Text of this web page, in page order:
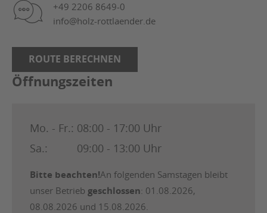
+49 2206 8649-0
info@holz-rottlaender.de
ROUTE BERECHNEN
Öffnungszeiten
Mo. - Fr.: 08:00 - 17:00 Uhr
Sa.:
09:00 - 13:00 Uhr
Bitte beachten!An folgenden Samstagen bleibt
unser Betrieb geschlossen: 01.08.2026,
08.08.2026 und 15.08.2026.